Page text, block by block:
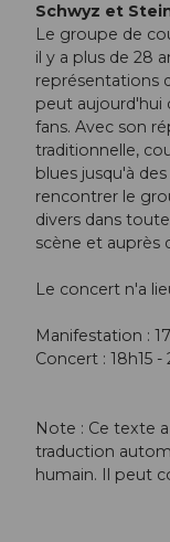
Schwyz et
Le groupe de
il y a plus de 28
représentations
peut aujourd'hui
fans. Avec son
traditionnelle,
blues jusqu'à
rencontrer le
divers dans
scène et auprès
Le concert n'a
Manifestation :
Concert : 18h15 -
Note : Ce texte
traduction
humain. Il peut